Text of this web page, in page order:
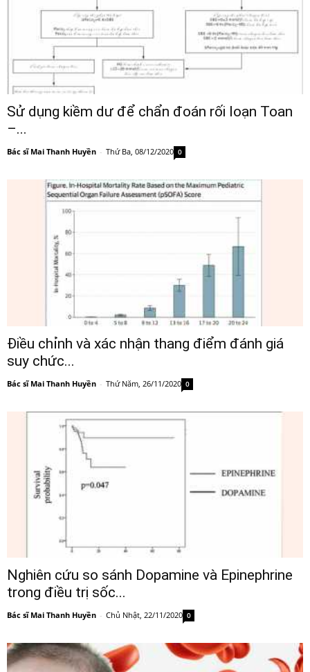
Sử dụng kiềm dư để chẩn đoán rối loạn Toan
–...
Bác sĩ Mai Thanh Huyền - Thứ Ba, 08/12/2020 0
Điều chỉnh và xác nhận thang điểm đánh giá
suy chức...
Bác sĩ Mai Thanh Huyền - Thứ Năm, 26/11/2020 0
Nghiên cứu so sánh Dopamine và Epinephrine
trong điều trị sốc...
Bác sĩ Mai Thanh Huyền - Chủ Nhật, 22/11/2020 0